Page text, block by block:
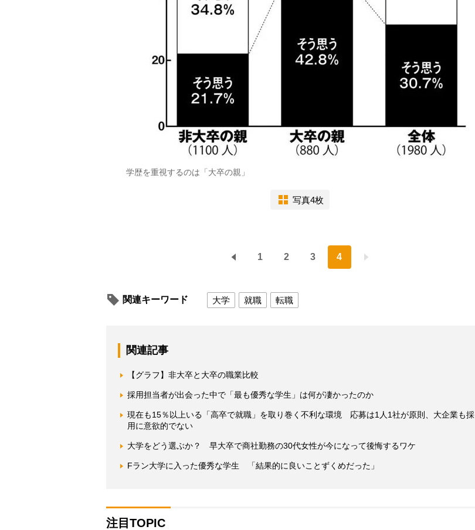
学歴を重視するのは「大卒の親」
写真4枚
1 2 3 4
関連キーワード 大学 就職 転職
関連記事
【グラフ】非大卒と大卒の職業比較
採用担当者が出会った中で「最も優秀な学生」は何が凄かったのか
現在も15％以上いる「高卒で就職」を取り巻く不利な環境 応募は1人1社が原則、大企業も採
用に意欲的でない
大学をどう選ぶか？ 早大卒で商社勤務の30代女性が今になって後悔するワケ
Fラン大学に入った優秀な学生 「結果的に良いことずくめだった」
注目TOPIC